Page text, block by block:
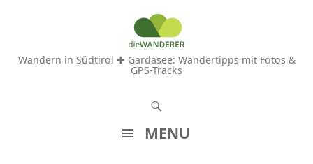
Wandern in Südtirol ✚ Gardasee: Wandertipps mit Fotos &
GPS-Tracks
MENU